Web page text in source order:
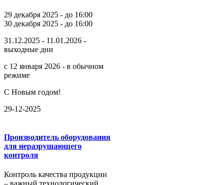
29 декабря 2025 - до 16:00
30 декабря 2025 - до 16:00
31.12.2025 - 11.01.2026 -
выходные дни
с 12 января 2026 - в обычном
режиме
С Новым годом!
29-12-2025
Производитель оборудования
для неразрушающего
контроля
Контроль качества продукции